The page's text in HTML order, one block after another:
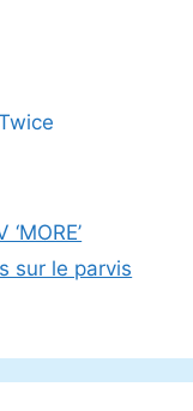
sur le parvis